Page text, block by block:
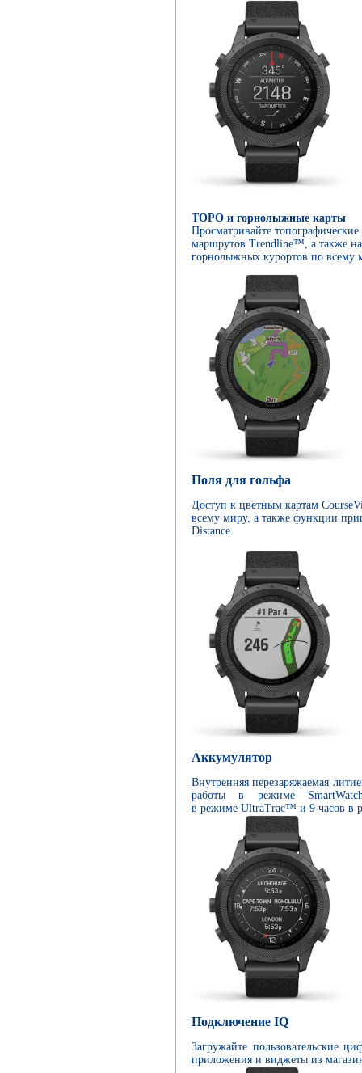
ТOPO и горнолыжные карты
Просматривайте
маршрутов Trendline™, а также
горнолыжных курортов по всему
Поля для гольфа
Доступ к цветным картам
всему миру, а также функции
Distance.
Аккумулятор
Внутренняя перезаряжаемая
работы в режиме
в режиме UltraTrac™ и 9 часов в
Подключение IQ
Загружайте пользовательские
приложения и виджеты из